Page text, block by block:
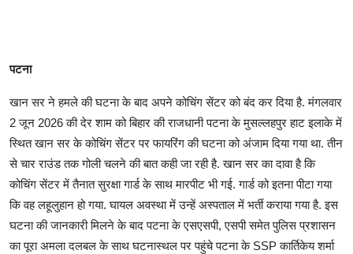
पटना
खान सर ने हमले की घटना के बाद अपने कोचिंग सेंटर को बंद कर द‍िया है. मंगलवार
2 जून 2026 की देर शाम को ब‍िहार की राजधानी पटना के मुसल्‍लहपुर हाट इलाके में
स्थित खान सर के कोचिंग सेंटर पर फायरिंग की घटना को अंजाम दिया गया था. तीन
से चार राउंड तक गोली चलने की बात कही जा रही है. खान सर का दावा है कि
कोचिंग सेंटर में तैनात सुरक्षा गार्ड के साथ मारपीट भी गई. गार्ड को इतना पीटा गया
कि वह लहूलुहान हो गया. घायल अवस्‍था में उन्‍हें अस्‍पताल में भर्ती कराया गया है. इस
घटना की जानकारी मिलने के बाद पटना के एसएसपी, एसपी समेत पुलिस प्रशासन
का पूरा अमला दलबल के साथ घटनास्‍थल पर पहुंचे पटना के SSP कार्तिकेय शर्मा